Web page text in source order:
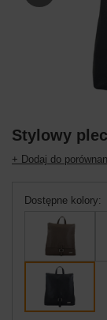
Stylowy
+ Dodaj do
Dostępne kolory